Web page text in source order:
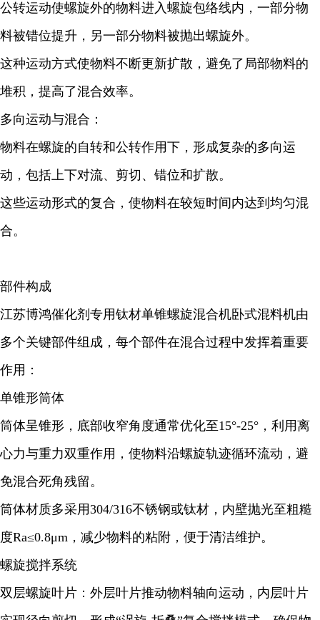
公转运动使螺旋外的物料进入螺旋包络线内，一部分物
料被错位提升，另一部分物料被抛出螺旋外。
这种运动方式使物料不断更新扩散，避免了局部物料的
堆积，提高了混合效率。
多向运动与混合：
物料在螺旋的自转和公转作用下，形成复杂的多向运
动，包括上下对流、剪切、错位和扩散。
这些运动形式的复合，使物料在较短时间内达到均匀混
合。
部件构成
江苏博鸿催化剂 专用钛材单锥螺旋混合机卧式混料机由
多个关键部件组成，每个部件在混合过程中发挥着重要
作用：
单锥形筒体
筒体呈锥形，底部收窄角度通常优化至15°-25°，利用离
心力与重力双重作用，使物料沿螺旋轨迹循环流动，避
免混合死角残留。
筒体材质多采用304/316不锈钢或钛材，内壁抛光至粗糙
度Ra≤0.8μm，减少物料的粘附，便于清洁维护。
螺旋搅拌系统
双层螺旋叶片：外层叶片推动物料轴向运动，内层叶片